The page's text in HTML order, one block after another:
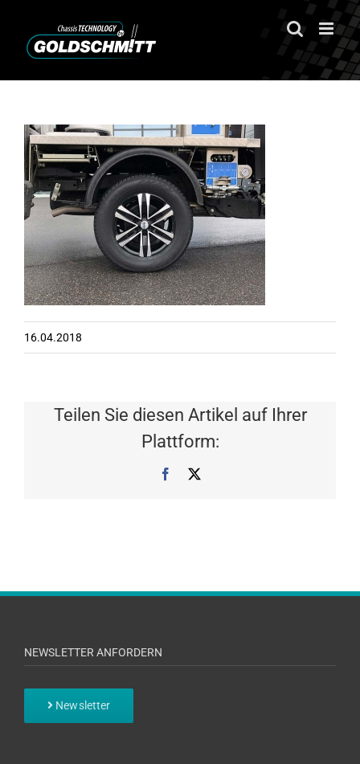
Inhalt
16.04.2018
Teilen Sie diesen Artikel auf Ihrer
Plattform:
Facebook
NEWSLETTER ANFORDERN
Newsletter